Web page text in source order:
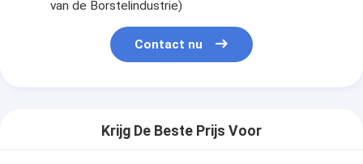
van de Borstelindustrie)
Contact nu
Krijg De Beste Prijs Voor